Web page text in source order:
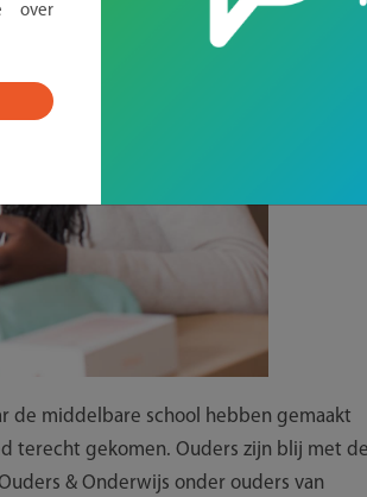
de middelbare school hebben gemaakt
terecht gekomen. Ouders zijn blij met
& Onderwijs onder ouders van
over